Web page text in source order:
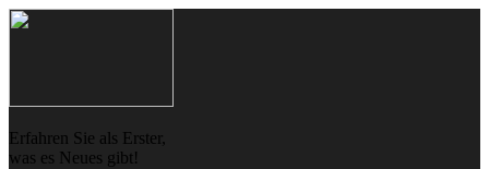
Skip
Skip
Erfahren Sie als Erster,
was es Neues gibt!